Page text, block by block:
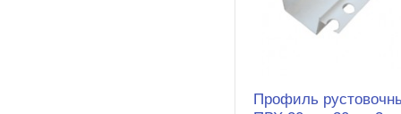
Профиль